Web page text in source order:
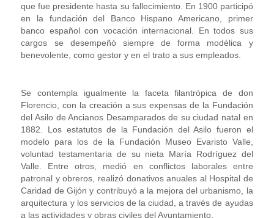
que fue presidente hasta su fallecimiento. En 1900 participó
en la fundación del Banco Hispano Americano, primer
banco español con vocación internacional. En todos sus
cargos se desempeñó siempre de forma modélica y
benevolente, como gestor y en el trato a sus empleados.
Se contempla igualmente la faceta filantrópica de don
Florencio, con la creación a sus expensas de la Fundación
del Asilo de Ancianos Desamparados de su ciudad natal en
1882. Los estatutos de la Fundación del Asilo fueron el
modelo para los de la Fundación Museo Evaristo Valle,
voluntad testamentaria de su nieta María Rodríguez del
Valle. Entre otros, medió en conflictos laborales entre
patronal y obreros, realizó donativos anuales al Hospital de
Caridad de Gijón y contribuyó a la mejora del urbanismo, la
arquitectura y los servicios de la ciudad, a través de ayudas
a las actividades y obras civiles del Ayuntamiento.